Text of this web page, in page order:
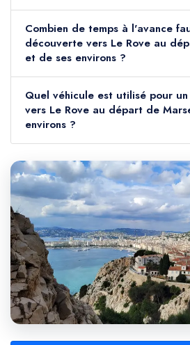
Combien de temps à l'avance
découverte vers Le Rove au
et de ses environs ?
Quel véhicule est utilisé pour
vers Le Rove au départ de
environs ?